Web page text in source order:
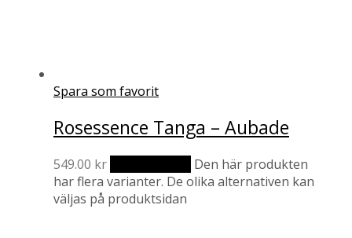
Spara som favorit
Rosessence Tanga – Aubade
549.00 kr
Den här produkten
har flera varianter. De olika alternativen kan
väljas på produktsidan